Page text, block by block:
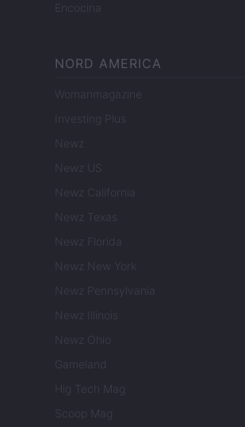
Encocina
NORD AMERICA
Womanmagazine
Investing Plus
Newz
Newz US
Newz California
Newz Texas
Newz Florida
Newz New York
Newz Pennsylvania
Newz Illinois
Newz Ohio
Gameland
Hig Tech Mag
Scoop Mag